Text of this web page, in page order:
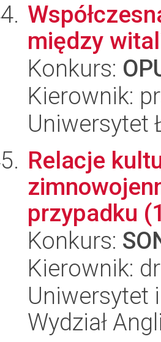
między
Konkurs:
Kierownik:
Uniwersytet
Relacje
przypadku
Konkurs:
Kierownik:
Uniwersytet
Wydział